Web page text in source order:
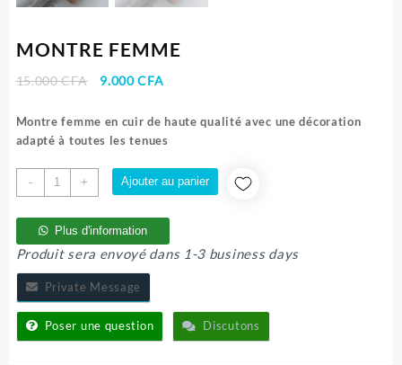
MONTRE FEMME
15.000CFA
Le
initial
était :
9.000CFALe
actuel
est :
Montre femme en cuir de haute qualité avec une décoration
adapté à toutes les tenues
-
quantité
de
MONTRE
FEMME
+ Ajouter au panier
Plus d'information
Produit sera envoyé dans 1-3 business days
Private Message
Poser une question Discutons